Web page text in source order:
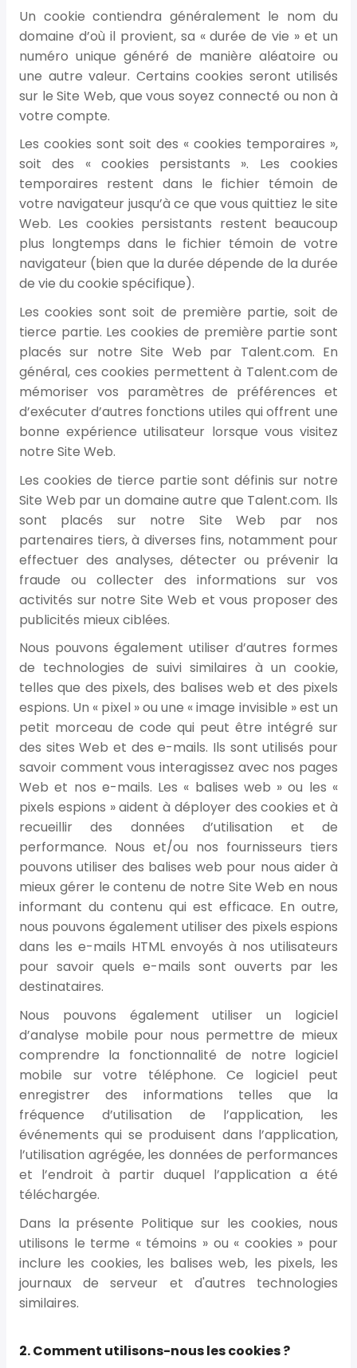
Un cookie contiendra généralement le nom du
domaine d’où il provient, sa « durée de vie » et un
numéro unique généré de manière aléatoire ou
une autre valeur. Certains cookies seront utilisés
sur le Site Web, que vous soyez connecté ou non à
votre compte.
Les cookies sont soit des « cookies temporaires »,
soit des « cookies persistants ». Les cookies
temporaires restent dans le fichier témoin de
votre navigateur jusqu’à ce que vous quittiez le site
Web. Les cookies persistants restent beaucoup
plus longtemps dans le fichier témoin de votre
navigateur (bien que la durée dépende de la durée
de vie du cookie spécifique).
Les cookies sont soit de première partie, soit de
tierce partie. Les cookies de première partie sont
placés sur notre Site Web par Talent.com. En
général, ces cookies permettent à Talent.com de
mémoriser vos paramètres de préférences et
d’exécuter d’autres fonctions utiles qui offrent une
bonne expérience utilisateur lorsque vous visitez
notre Site Web.
Les cookies de tierce partie sont définis sur notre
Site Web par un domaine autre que Talent.com. Ils
sont placés sur notre Site Web par nos
partenaires tiers, à diverses fins, notamment pour
effectuer des analyses, détecter ou prévenir la
fraude ou collecter des informations sur vos
activités sur notre Site Web et vous proposer des
publicités mieux ciblées.
Nous pouvons également utiliser d’autres formes
de technologies de suivi similaires à un cookie,
telles que des pixels, des balises web et des pixels
espions. Un « pixel » ou une « image invisible » est un
petit morceau de code qui peut être intégré sur
des sites Web et des e-mails. Ils sont utilisés pour
savoir comment vous interagissez avec nos pages
Web et nos e-mails. Les « balises web » ou les «
pixels espions » aident à déployer des cookies et à
recueillir des données d’utilisation et de
performance. Nous et/ou nos fournisseurs tiers
pouvons utiliser des balises web pour nous aider à
mieux gérer le contenu de notre Site Web en nous
informant du contenu qui est efficace. En outre,
nous pouvons également utiliser des pixels espions
dans les e-mails HTML envoyés à nos utilisateurs
pour savoir quels e-mails sont ouverts par les
destinataires.
Nous pouvons également utiliser un logiciel
d’analyse mobile pour nous permettre de mieux
comprendre la fonctionnalité de notre logiciel
mobile sur votre téléphone. Ce logiciel peut
enregistrer des informations telles que la
fréquence d’utilisation de l’application, les
événements qui se produisent dans l’application,
l’utilisation agrégée, les données de performances
et l’endroit à partir duquel l’application a été
téléchargée.
Dans la présente Politique sur les cookies, nous
utilisons le terme « témoins » ou « cookies » pour
inclure les cookies, les balises web, les pixels, les
journaux de serveur et d'autres technologies
similaires.
2. Comment utilisons-nous les cookies ?